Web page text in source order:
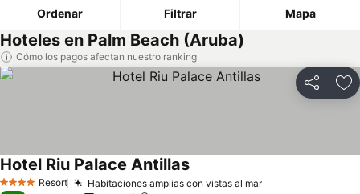
Ordenar Filtrar Mapa
Hoteles en Palm Beach (Aruba)
Cómo los pagos afectan nuestro ranking
Compartir
4 EstrellasResort Habitaciones amplias con vistas al mar
Hotel Riu Palace Antillas